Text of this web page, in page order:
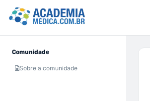
Comunidade
Sobre a comunidade